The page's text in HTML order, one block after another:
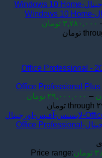
۳,۷۸۰,۰۰۰ تومان
۲۹,۰۰۰,۰۰۰ تومان –
خرید لایسنس آفیس 2019 اورجینال-Office Professional
تومانPrice range: